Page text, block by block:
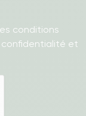
conditions
et